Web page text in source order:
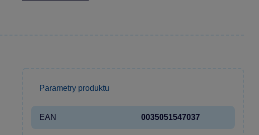
Parametry produktu
EAN 0035051547037